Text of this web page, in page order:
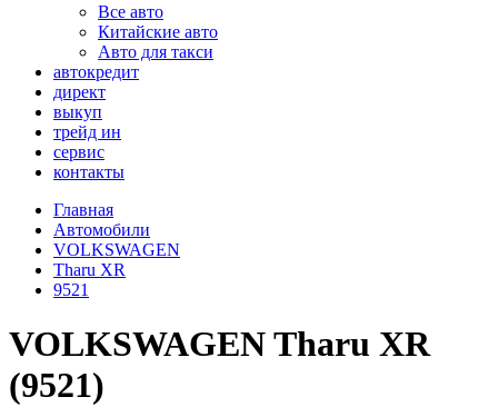
Все авто
Китайские авто
Авто для такси
автокредит
директ
выкуп
трейд ин
сервис
контакты
Главная
Автомобили
VOLKSWAGEN
Tharu XR
9521
VOLKSWAGEN Tharu XR
(9521)